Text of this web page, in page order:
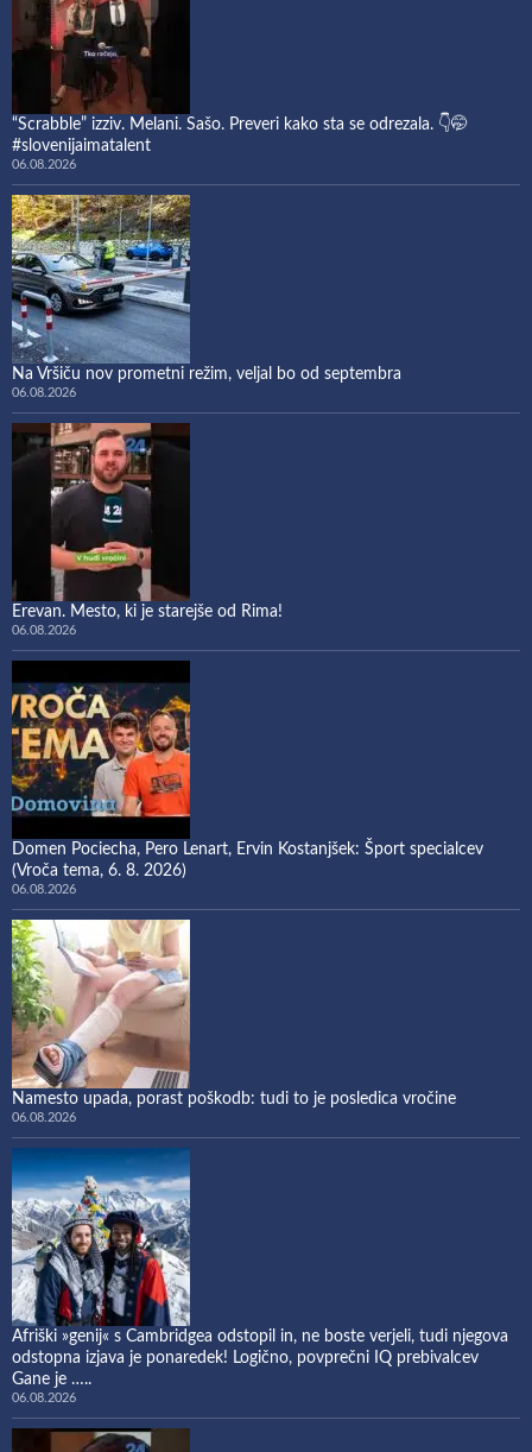
“Scrabble” izziv. Melani. Sašo. Preveri kako sta se odrezala. 👇🤭
#slovenijaimatalent
06.08.2026
Na Vršiču nov prometni režim, veljal bo od septembra
06.08.2026
Erevan. Mesto, ki je starejše od Rima!
06.08.2026
Domen Pociecha, Pero Lenart, Ervin Kostanjšek: Šport specialcev
(Vroča tema, 6. 8. 2026)
06.08.2026
Namesto upada, porast poškodb: tudi to je posledica vročine
06.08.2026
Afriški »genij« s Cambridgea odstopil in, ne boste verjeli, tudi njegova
odstopna izjava je ponaredek! Logično, povprečni IQ prebivalcev
Gane je …..
06.08.2026